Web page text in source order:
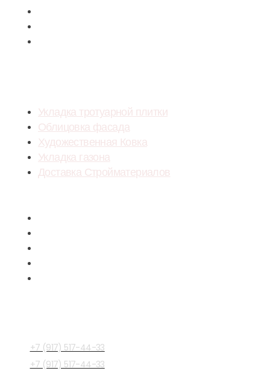
Укладка тротуарной плитки
Облицовка фасада
Художественная Ковка
Укладка газона
Доставка Стройматериалов
+7 (917) 517-44-33
+7 (917) 517-44-33